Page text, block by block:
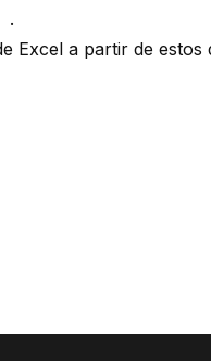
.
Excel a partir de estos